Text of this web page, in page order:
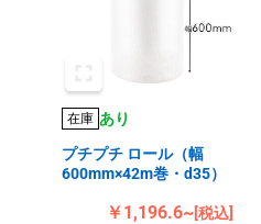
在庫 あり
プチプチ ロール（幅
600mm×42m巻・d35）
￥1,196.6~[税込]